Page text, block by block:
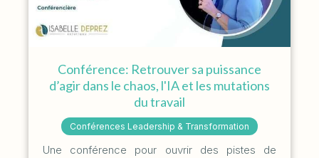
Conférence: Retrouver sa puissance
d’agir dans le chaos, l'IA et les mutations
du travail
Conférences Leadership & Transformation
Une conférence pour ouvrir des pistes de